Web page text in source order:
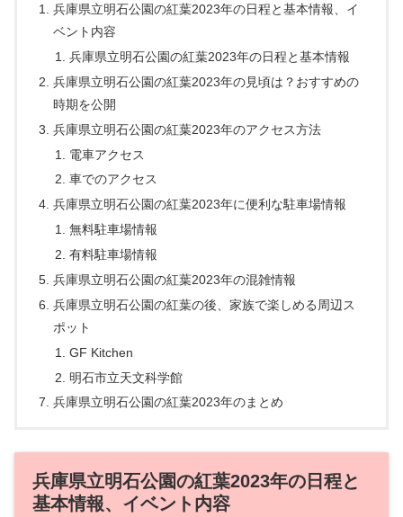
兵庫県立明石公園の紅葉2023年の日程と基本情報、イ
ベント内容
兵庫県立明石公園の紅葉2023年の日程と基本情報
兵庫県立明石公園の紅葉2023年の見頃は？おすすめの
時期を公開
兵庫県立明石公園の紅葉2023年のアクセス方法
電車アクセス
車でのアクセス
兵庫県立明石公園の紅葉2023年に便利な駐車場情報
無料駐車場情報
有料駐車場情報
兵庫県立明石公園の紅葉2023年の混雑情報
兵庫県立明石公園の紅葉の後、家族で楽しめる周辺ス
ポット
GF Kitchen
明石市立天文科学館
兵庫県立明石公園の紅葉2023年のまとめ
兵庫県立明石公園の紅葉2023年の日程と
基本情報、イベント内容